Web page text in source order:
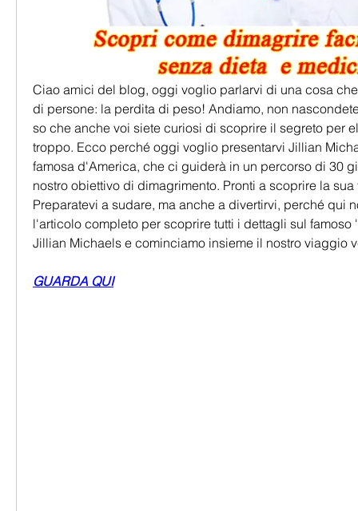
Ciao amici del blog, oggi voglio parlarvi di una cosa
di persone: la perdita di peso! Andiamo, non
so che anche voi siete curiosi di scoprire il segreto per
troppo. Ecco perché oggi voglio presentarvi Jillian
famosa d'America, che ci guiderà in un percorso di 30
nostro obiettivo di dimagrimento. Pronti a scoprire la
Preparatevi a sudare, ma anche a divertirvi, perché qui
l'articolo completo per scoprire tutti i dettagli sul
Jillian Michaels e cominciamo insieme il nostro viaggio
GUARDA QUI